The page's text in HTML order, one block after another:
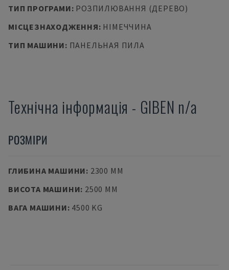
ТИП ПРОГРАМИ: РОЗПИЛЮВАННЯ (ДЕРЕВО)
МІСЦЕЗНАХОДЖЕННЯ: НІМЕЧЧИНА
ТИП МАШИНИ: ПАНЕЛЬНАЯ ПИЛА
Технічна інформація - GIBEN n/a
РОЗМІРИ
ГЛИБИНА МАШИНИ: 2300 MM
ВИСОТА МАШИНИ: 2500 MM
ВАГА МАШИНИ: 4500 KG